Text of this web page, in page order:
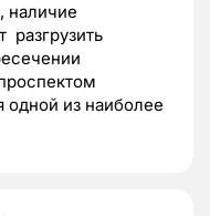
наличие
разгрузить
одной из наиболее